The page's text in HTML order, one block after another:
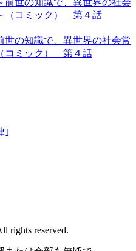
の知識で、異世界の社会常
コミック） 第４話
｣
rights reserved.